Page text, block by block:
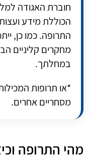
חוברת האגודה
הכוללת מידע
התרופה. כמו כן,
מחקרים קליניים
במחלתך.
*או תרופות
מסחריים אחרים.
מהי התרופה